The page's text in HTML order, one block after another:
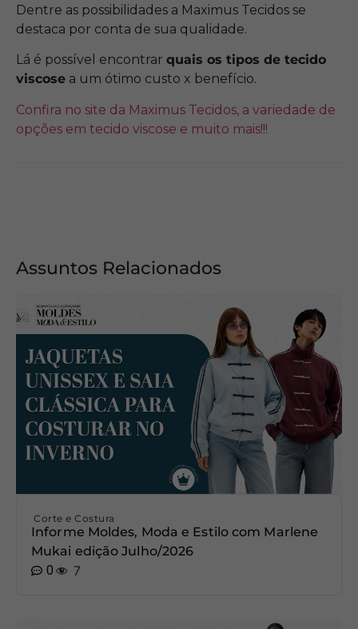
Dentre as possibilidades a Maximus Tecidos se
destaca por conta de sua qualidade.
Lá é possível encontrar quais os tipos de tecido
viscose a um ótimo custo x benefício.
Confira no site da Maximus Tecidos, a variedade de
opções em tecido viscose e muito mais!!!
Assuntos Relacionados
Corte e Costura
Informe Moldes, Moda e Estilo com Marlene
Mukai edição Julho/2026
0
7